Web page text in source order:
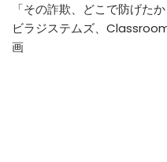
「その詐欺、どこで防げた
ビラジステムズ、
画